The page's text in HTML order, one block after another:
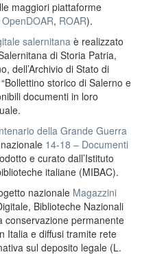
maggiori piattaforme
OpenDOAR, ROAR).
salernitana è realizzato
di Storia Patria,
dell’Archivio di Stato di
storico di Salerno e
documenti in loro
della Grande Guerra
14-18 – Documenti
e curato dall’Istituto
italiane (MIBAC).
nazionale Magazzini
Biblioteche Nazionali
conservazione permanente
Italia e diffusi tramite rete
sul deposito legale (L.